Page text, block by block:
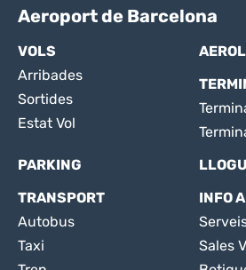
Aeroport de Barcelona
VOLS
Arribades
Sortides
Estat Vol
PARKING
TRANSPORT
Autobus
Taxi
INFO
Sales